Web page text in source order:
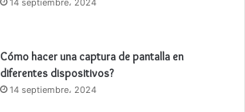
14 septiembre، 2024
Cómo hacer una captura de pantalla en
diferentes dispositivos?
14 septiembre، 2024